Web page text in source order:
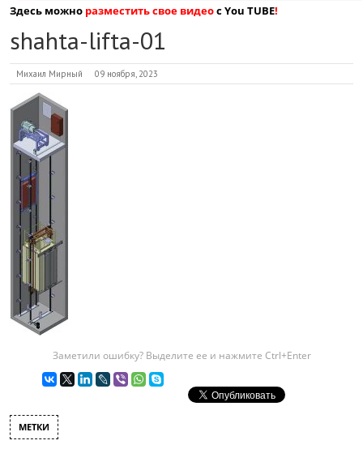
Здесь можно разместить свое видеос You TUBE!
shahta-lifta-01
Михаил Мирный 09 ноября, 2023
Заметили ошибку? Выделите ее и нажмите Ctrl+Enter
МЕТКИ